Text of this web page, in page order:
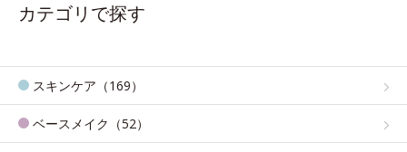
カテゴリで探す
スキンケア（169）
ベースメイク（52）